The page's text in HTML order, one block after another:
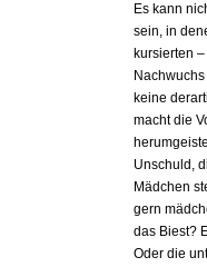
Es kann
sein, in
kursierten
keine
macht die
Unschuld,
Mädchen
gern
das Biest?
Oder die